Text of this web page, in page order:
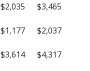
$2,035 $3,465
$1,177 $2,037
$3,614 $4,317